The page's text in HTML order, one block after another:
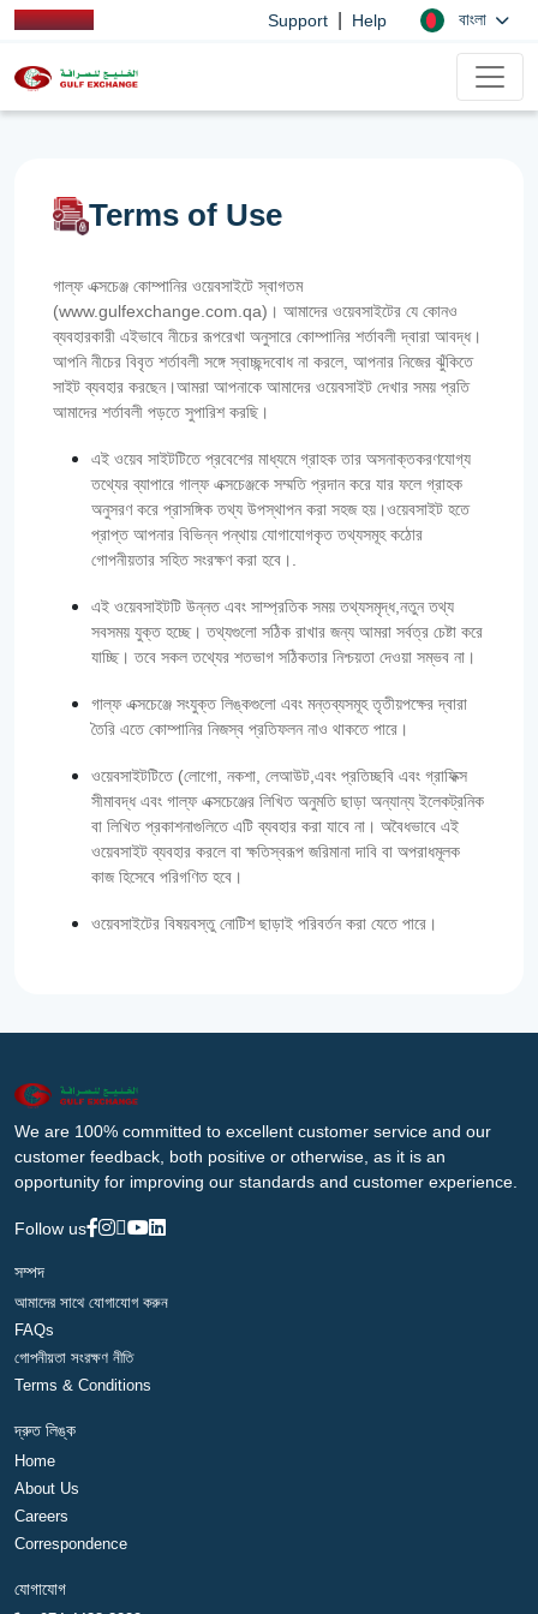
Support Help বাংলা
Terms of Use
গাল্ফ এক্সচেঞ্জ কোম্পানির ওয়েবসাইটে স্বাগতম
(www.gulfexchange.com.qa)। আমাদের ওয়েবসাইটের যে কোনও
ব্যবহারকারী এইভাবে নীচের রূপরেখা অনুসারে কোম্পানির শর্তাবলী দ্বারা আবদ্ধ।
আপনি নীচের বিবৃত শর্তাবলী সঙ্গে স্বাচ্ছন্দবোধ না করলে, আপনার নিজের ঝুঁকিতে
সাইট ব্যবহার করছেন।আমরা আপনাকে আমাদের ওয়েবসাইট দেখার সময় প্রতি
আমাদের শর্তাবলী পড়তে সুপারিশ করছি।
এই ওয়েব সাইটটিতে প্রবেশের মাধ্যমে গ্রাহক তার অসনাক্তকরণযোগ্য
তথ্যের ব্যাপারে গাল্‌ফ এক্সচেঞ্জকে সম্মতি প্রদান করে যার ফলে গ্রাহক
অনুসরণ করে প্রাসঙ্গিক তথ্য উপস্থাপন করা সহজ হয়।ওয়েবসাইট হতে
প্রাপ্ত আপনার বিভিন্ন পন্থায় যোগাযোগকৃত তথ্যসমূহ কঠোর
গোপনীয়তার সহিত সংরক্ষণ করা হবে।.
এই ওয়েবসাইটটি উন্নত এবং সাম্প্রতিক সময় তথ্যসমৃদ্ধ,নতুন তথ্য
সবসময় যুক্ত হচ্ছে। তথ্যগুলো সঠিক রাখার জন্য আমরা সর্বত্র চেষ্টা করে
যাচ্ছি। তবে সকল তথ্যের শতভাগ সঠিকতার নিশ্চয়তা দেওয়া সম্ভব না।
গাল্‌ফ এক্সচেঞ্জে সংযুক্ত লিঙ্কগুলো এবং মন্তব্যসমূহ তৃতীয়পক্ষের দ্বারা
তৈরি এতে কোম্পানির নিজস্ব প্রতিফলন নাও থাকতে পারে।
ওয়েবসাইটটিতে (লোগো, নকশা, লেআউট,এবং প্রতিচ্ছবি এবং গ্রাফিক্স
সীমাবদ্ধ এবং গাল্‌ফ এক্সচেঞ্জের লিখিত অনুমতি ছাড়া অন্যান্য ইলেকট্রনিক
বা লিখিত প্রকাশনাগুলিতে এটি ব্যবহার করা যাবে না। অবৈধভাবে এই
ওয়েবসাইট ব্যবহার করলে বা ক্ষতিস্বরূপ জরিমানা দাবি বা অপরাধমূলক
কাজ হিসেবে পরিগণিত হবে।
ওয়েবসাইটের বিষয়বস্তু নোটিশ ছাড়াই পরিবর্তন করা যেতে পারে।
We are 100% committed to excellent customer service and our
customer feedback, both positive or otherwise, as it is an
opportunity for improving our standards and customer experience.
Follow us
সম্পদ
আমাদের সাথে যোগাযোগ করুন
FAQs
গোপনীয়তা সংরক্ষণ নীতি
Terms & Conditions
দ্রুত লিঙ্ক
Home
About Us
Careers
Correspondence
যোগাযোগ